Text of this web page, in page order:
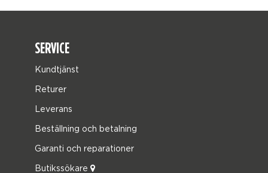
SERVICE
Kundtjänst
Returer
Leverans
Beställning och betalning
Garanti och reparationer
Butikssökare